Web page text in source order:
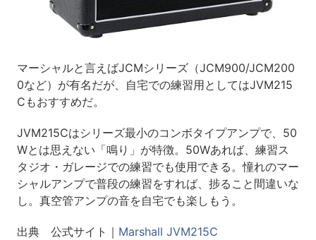
マーシャルと言えばJCMシリーズ（JCM900/JCM200
0など）が有名だが、自宅での練習用としてはJVM215
Cもおすすめだ。
JVM215Cはシリーズ最小のコンボタイプアンプで、50
Wとは思えない「鳴り」が特徴。50Wあれば、練習ス
タジオ・ガレージでの練習でも使用できる。憧れのマー
シャルアンプで普段の練習をすれば、捗ること間違いな
し。真空管アンプの音を自宅でも楽しもう。
出典 公式サイト｜ Marshall JVM215C